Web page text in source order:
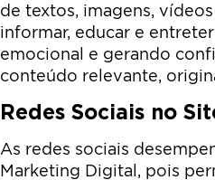
de textos, imagens,
informar, educar e
emocional e gerando
conteúdo relevante,
Redes Sociais no
As redes sociais
Marketing Digital, pois